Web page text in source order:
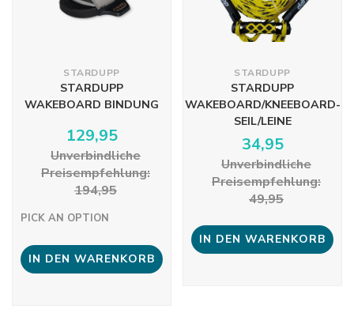
STARDUPP
STARDUPP
WAKEBOARD BINDUNG
129,95
Unverbindliche
Preisempfehlung:
194,95
PICK AN OPTION
IN DEN WARENKORB
STARDUPP
STARDUPP
WAKEBOARD/KNEEBOARD-
SEIL/LEINE
34,95
Unverbindliche
Preisempfehlung:
49,95
IN DEN WARENKORB